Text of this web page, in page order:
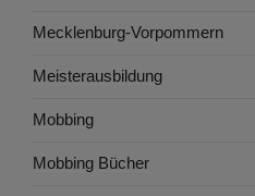
Mecklenburg-Vorpommern
Meisterausbildung
Mobbing
Mobbing Bücher